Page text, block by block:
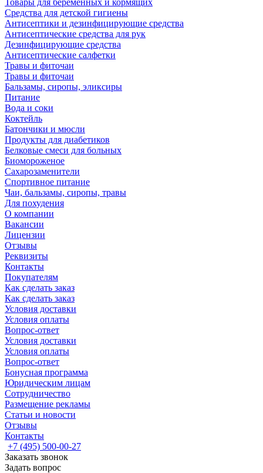
Товары для беременных и кормящих
Средства для детской гигиены
Антисептики и дезинфицирующие средства
Антисептические средства для рук
Дезинфицирующие средства
Антисептические салфетки
Травы и фиточаи
Травы и фиточаи
Бальзамы, сиропы, эликсиры
Питание
Вода и соки
Коктейль
Батончики и мюсли
Продукты для диабетиков
Белковые смеси для больных
Биомороженое
Сахарозаменители
Спортивное питание
Чаи, бальзамы, сиропы, травы
Для похудения
О компании
Вакансии
Лицензии
Отзывы
Реквизиты
Контакты
Покупателям
Как сделать заказ
Как сделать заказ
Условия доставки
Условия оплаты
Вопрос-ответ
Условия доставки
Условия оплаты
Вопрос-ответ
Бонусная программа
Юридическим лицам
Сотрудничество
Размещение рекламы
Статьи и новости
Отзывы
Контакты
+7 (495) 500-00-27
Заказать звонок
Задать вопрос